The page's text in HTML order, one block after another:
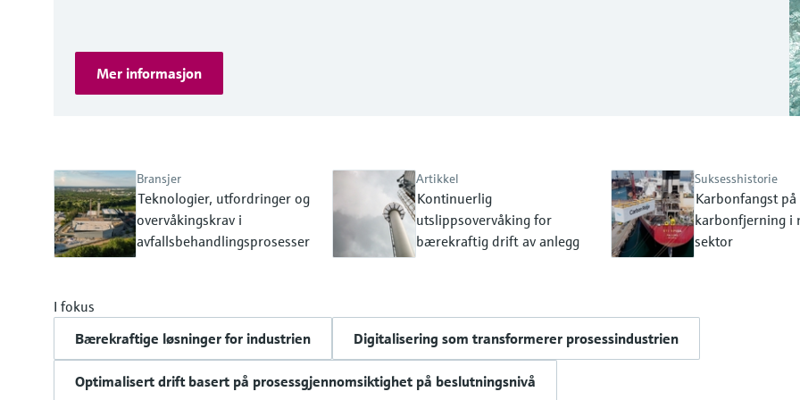
Mer informasjon
Bransjer
Teknologier, utfordringer og
overvåkingskrav i
avfallsbehandlingsprosesser
Artikkel
Kontinuerlig
utslippsovervåking for
bærekraftig drift av anlegg
Suksesshistorie
Karbonfangst
karbonfjerning i
sektor
I fokus
Bærekraftige løsninger for industrien
Digitalisering som transformerer prosessindustrien
Optimalisert drift basert på prosessgjennomsiktighet på beslutningsnivå